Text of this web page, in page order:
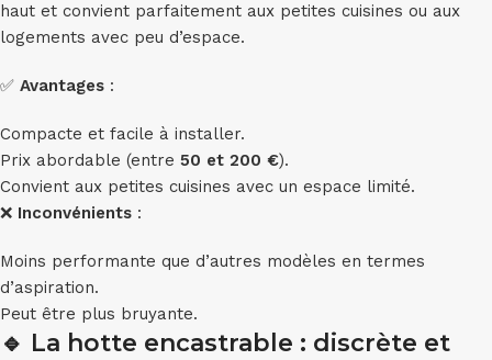
haut et convient parfaitement aux petites cuisines ou aux
logements avec peu d’espace.
✅ Avantages :
Compacte et facile à installer.
Prix abordable (entre 50 et 200 €).
Convient aux petites cuisines avec un espace limité.
❌ Inconvénients :
Moins performante que d’autres modèles en termes
d’aspiration.
Peut être plus bruyante.
🔹 La hotte encastrable : discrète et